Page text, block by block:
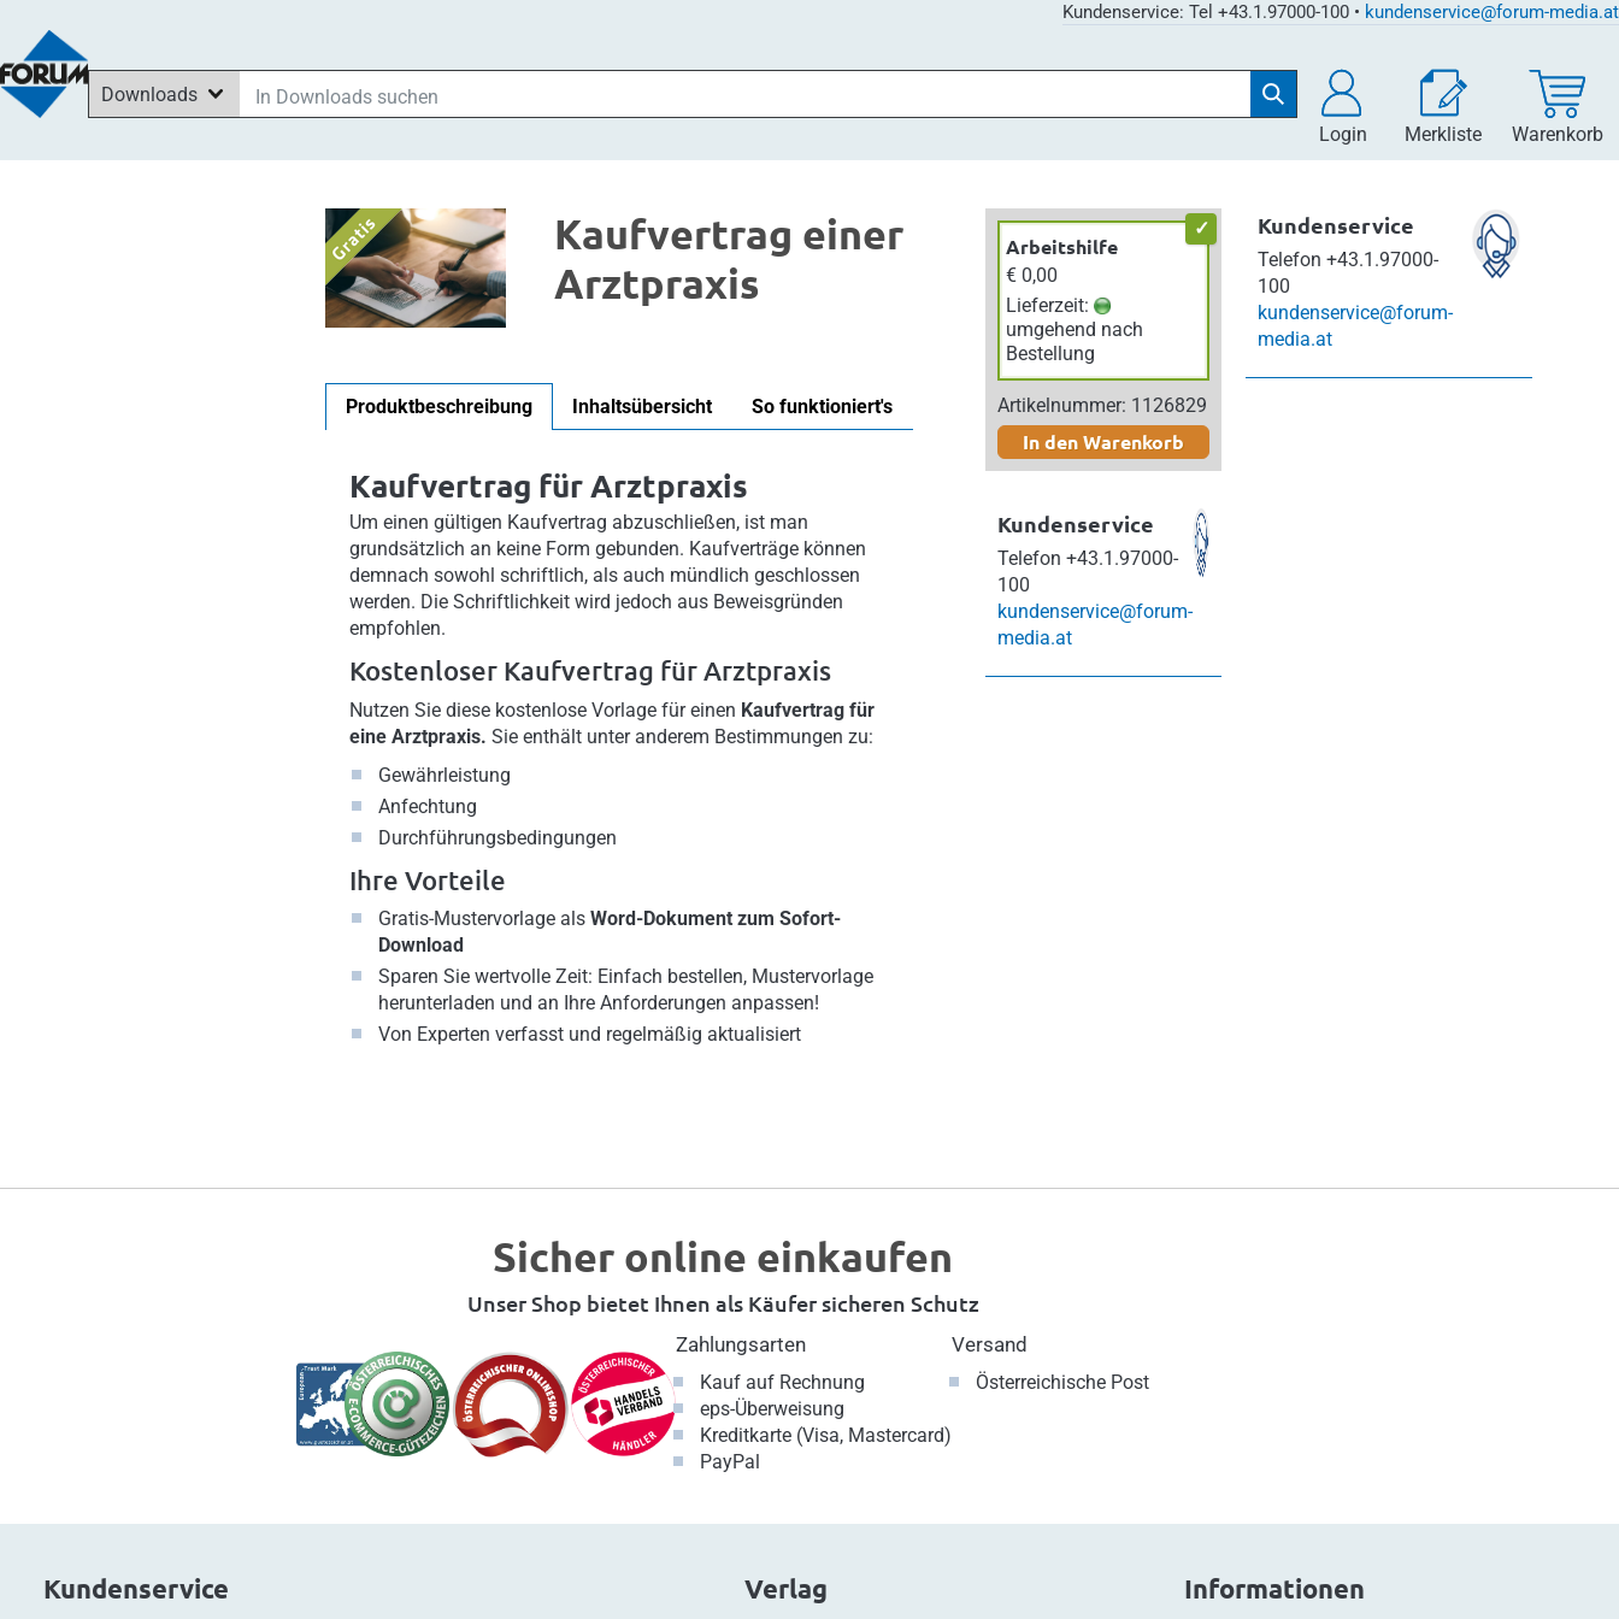
Kundenservice: Tel +43.1.97000-100 • kundenservice@forum-media.at
Downloads
In News suchen
Login Merkliste Warenkorb
Kaufvertrag einer
Arztpraxis
Arbeitshilfe
€ 0,00
Lieferzeit:
umgehend nach
Bestellung
Artikelnummer: 1126829
In den Warenkorb
Kundenservice
Telefon +43.1.97000-
100
kundenservice@forum-
media.at
Produktbeschreibung Inhaltsübersicht So funktioniert's
Kaufvertrag für Arztpraxis
Um einen gültigen Kaufvertrag abzuschließen, ist man
grundsätzlich an keine Form gebunden. Kaufverträge können
demnach sowohl schriftlich, als auch mündlich geschlossen
werden. Die Schriftlichkeit wird jedoch aus Beweisgründen
empfohlen.
Kostenloser Kaufvertrag für Arztpraxis
Nutzen Sie diese kostenlose Vorlage für einen Kaufvertrag für
eine Arztpraxis.Sie enthält unter anderem Bestimmungen zu:
Gewährleistung
Anfechtung
Durchführungsbedingungen
Ihre Vorteile
Gratis-Mustervorlage alsWord-Dokument zum Sofort-
Download
Sparen Sie wertvolle Zeit: Einfach bestellen, Mustervorlage
herunterladen und an Ihre Anforderungen anpassen!
Von Experten verfasst und regelmäßig aktualisiert
Kundenservice
Telefon +43.1.97000-
100
kundenservice@forum-
media.at
Sicher online einkaufen
Unser Shop bietet Ihnen als Käufer sicheren Schutz
Zahlungsarten
Kauf auf Rechnung
eps-Überweisung
Kreditkarte (Visa, Mastercard)
PayPal
Versand
Österreichische Post
Kundenservice Verlag Informationen